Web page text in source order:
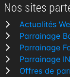
Nos sites
Actualités
Parrainage
Parrainage
Parrainage
Offres de